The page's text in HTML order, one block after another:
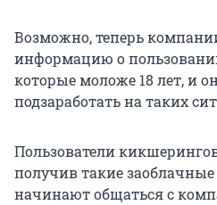
Возможно, теперь
информацию о
которые моложе 18 лет, и
подзаработать на таких
Пользователи
получив такие
начинают общаться с